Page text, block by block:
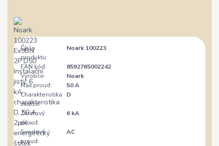
Číslo
produktu:
Noark 100223
EAN kód:
8592765002242
Výrobce:
Noark
Max.proud:
50 A
Charakteristika
zátěže:
D
Zkratový
proud:
6 kA
Svodový
proud:
AC